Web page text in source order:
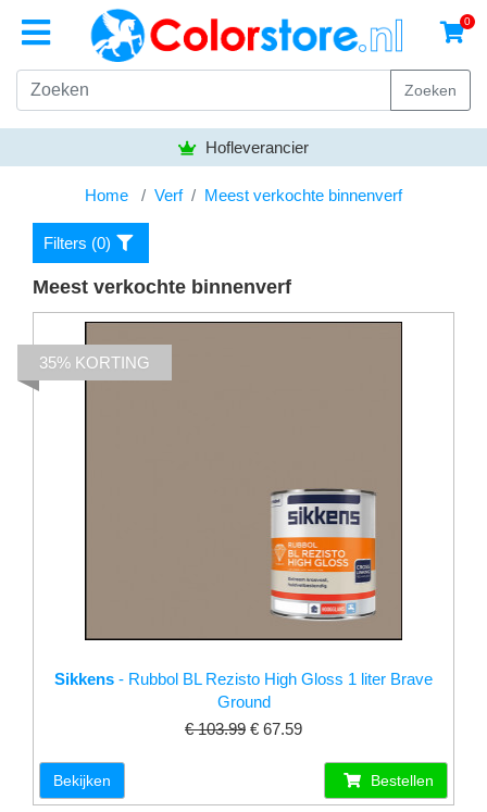
0
Zoeken
Hofleverancier
Home Verf Meest verkochte binnenverf
Filters (0)
Meest verkochte binnenverf
Sikkens - Rubbol BL Rezisto High Gloss 1 liter Brave
Ground
€ 103.99 € 67.59
35% KORTING
Bekijken Bestellen